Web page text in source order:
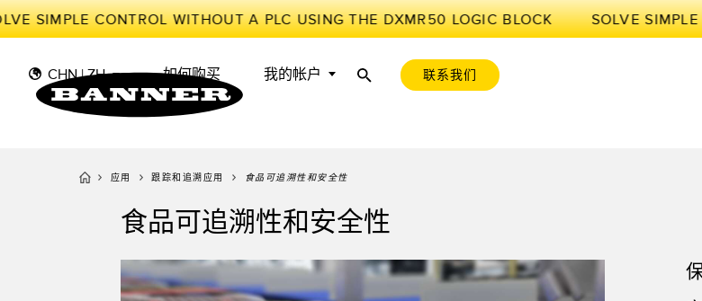
SIMPLE CONTROL WITHOUT A PLC USING THE DXMR50 LOGIC BLOCK
CHN | ZH 如何购买 我的帐户 联系我们
测量解决方案
照明和指示
传感器
雷达传感器
超声波传感器
智能传感器
机器防护
工业物联网与智能工厂
物料、服务或托盘取件呼
状况监测：预测性维护
应用 跟踪和追溯应用 食品可追溯性和安全性
食品可追溯性和安全性